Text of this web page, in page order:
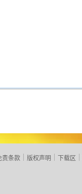
责条款 版权声明 下载区